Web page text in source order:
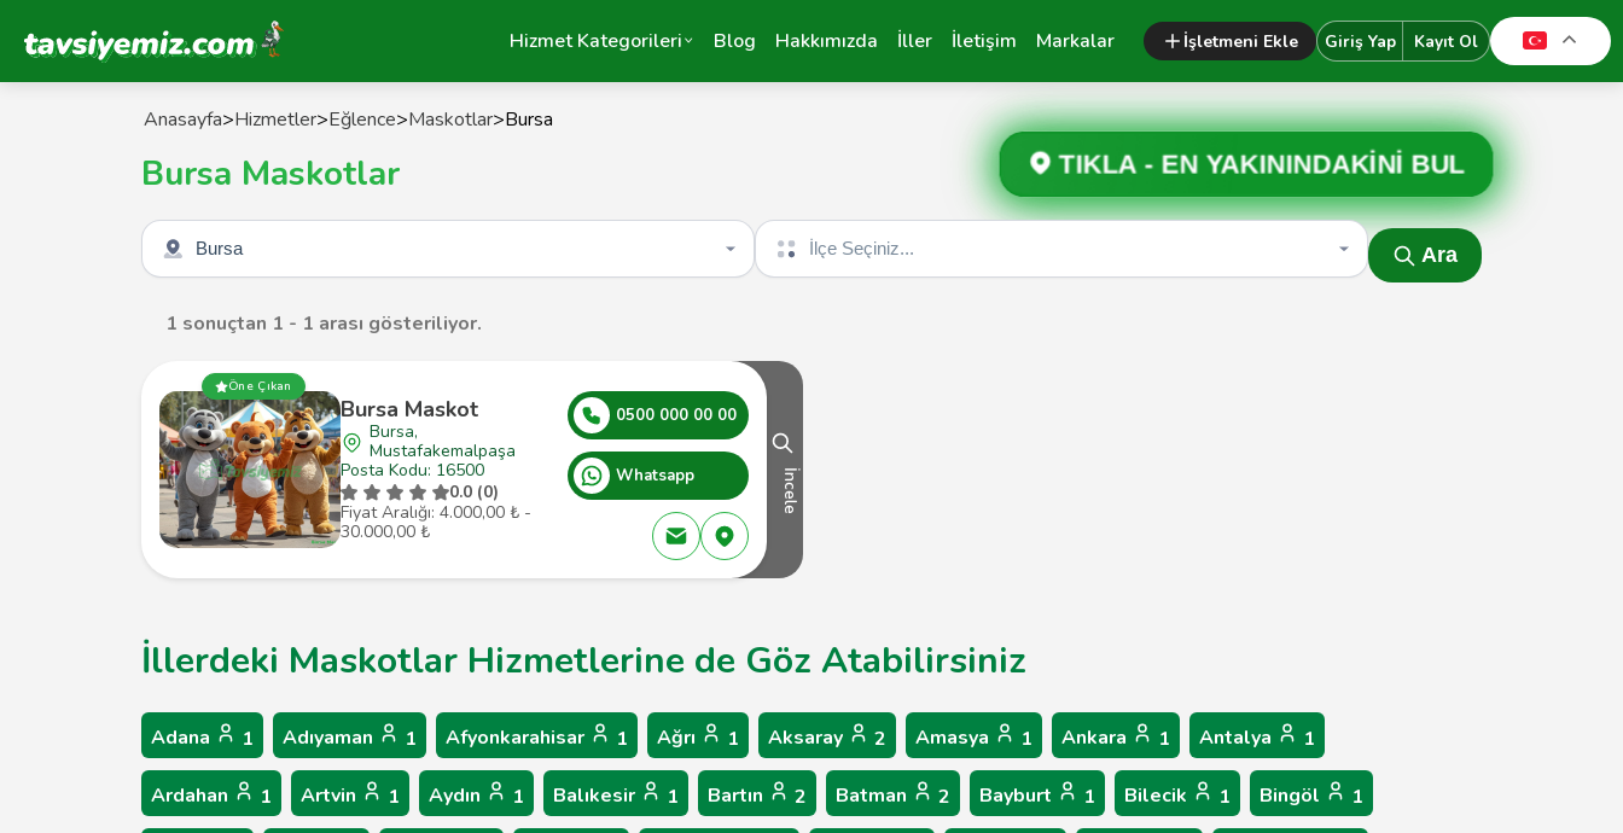
Tavsiyemiz Anasayfa Hizmet Kategorileri Blog Hakkımızda İller İletişim Markalar İşletmeni Ekle Giriş Yap Kayıt Ol
Anasayfa>Hizmetler>Eğlence>Maskotlar>Bursa
Bursa Maskotlar TIKLA -EN YAKININDAKİNİ BUL
Şehir seçin İlçe seçin
Ara
1 sonuçtan 1 - 1 arası gösteriliyor.
Öne Çıkan
Bursa Maskot
Bursa,
Mustafakemalpaşa
Posta Kodu: 16500
0.0 (0)
Fiyat Aralığı: 4.000,00 ₺ -
30.000,00 ₺
0500 000 00 00
Whatsapp İncele
İllerdeki Maskotlar Hizmetlerine de Göz Atabilirsiniz
Adana 1 Adıyaman 1 Afyonkarahisar 1 Ağrı 1 Aksaray 2 Amasya 1 Ankara 1 Antalya 1
Ardahan 1 Artvin 1 Aydın 1 Balıkesir 1 Bartın 2 Batman 2 Bayburt 1 Bilecik 1 Bingöl 1